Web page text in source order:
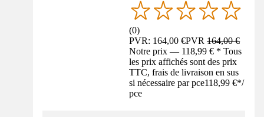
(0)
PVR: 164,00 €PVR164,00 €
Notre prix — 118,99 € * Tous
les prix affichés sont des prix
TTC, frais de livraison en sus
si nécessaire par pce118,99 €*/
pce